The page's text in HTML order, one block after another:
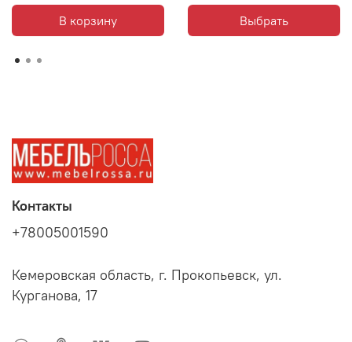
В корзину Выбрать
Контакты
+78005001590
Кемеровская область, г. Прокопьевск, ул.
Курганова, 17